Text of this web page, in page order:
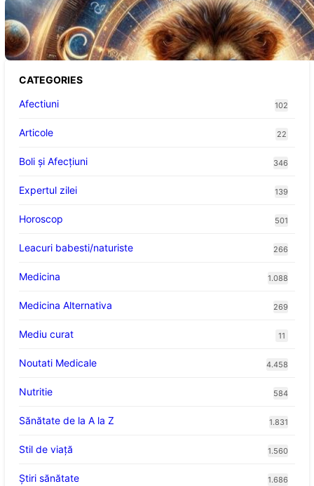
Portalul Leului 8/8: Oportunități de
Abundență pentru Cinci Zodii în 2026
CATEGORIES
Afectiuni
102
Articole 22
Boli și Afecțiuni 346
Expertul zilei 139
Horoscop 501
Leacuri babesti/naturiste 266
Medicina 1.088
Medicina Alternativa 269
Mediu curat 11
Noutati Medicale 4.458
Nutritie 584
Sănătate de la A la Z 1.831
Stil de viaţă 1.560
Ştiri sănătate 1.686